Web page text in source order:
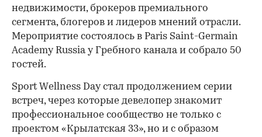
недвижимости, брокеров премиального
сегмента, блогеров и лидеров мнений отрасли.
Мероприятие состоялось в Paris Saint-Germain
Academy Russia у Гребного канала и собрало 50
гостей.
Sport Wellness Day стал продолжением серии
встреч, через которые девелопер знакомит
профессиональное сообщество не только с
проектом «Крылатская 33», но и с образом